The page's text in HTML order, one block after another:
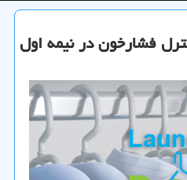
فشارخون در نیمه اول